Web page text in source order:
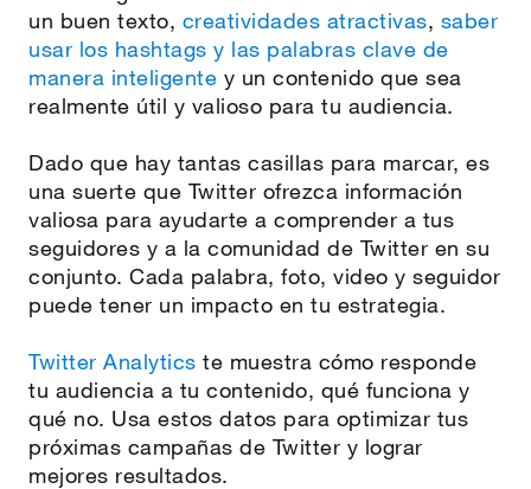
un buen texto, creatividades atractivas, saber
usar los hashtags y las palabras clave de
manera inteligente y un contenido que sea
realmente útil y valioso para tu audiencia.
Dado que hay tantas casillas para marcar, es
una suerte que Twitter ofrezca información
valiosa para ayudarte a comprender a tus
seguidores y a la comunidad de Twitter en su
conjunto. Cada palabra, foto, video y seguidor
puede tener un impacto en tu estrategia.
Twitter Analytics te muestra cómo responde
tu audiencia a tu contenido, qué funciona y
qué no. Usa estos datos para optimizar tus
próximas campañas de Twitter y lograr
mejores resultados.